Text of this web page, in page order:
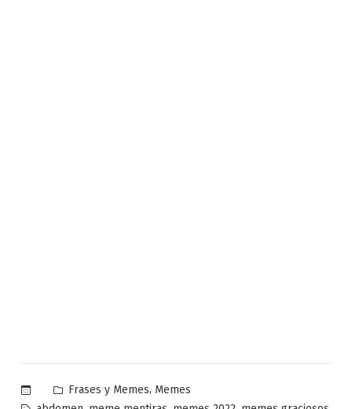
Publicado
Frases y Memes, Memes